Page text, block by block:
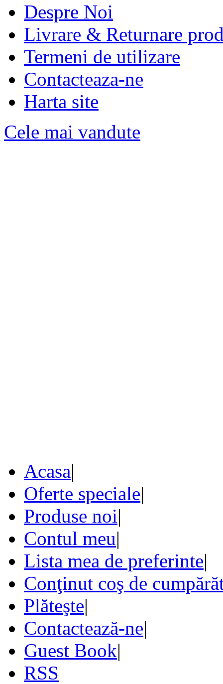
Despre Noi
Livrare & Returnare
Termeni de utilizare
Contacteaza-ne
Harta site
Cele mai vandute
Acasa|
Oferte speciale|
Produse noi|
Contul meu|
Lista mea de preferinte|
Conţinut coş de
Plăteşte|
Contactează-ne|
Guest Book|
RSS